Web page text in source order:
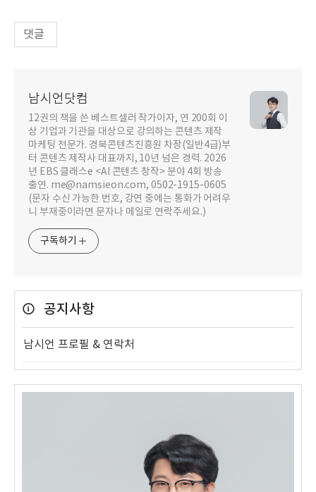
댓글
남시언닷컴
12권의 책을 쓴 베스트셀러 작가이자, 연 200회 이
상 기업과 기관을 대상으로 강의하는 콘텐츠 제작
마케팅 전문가. 경북콘텐츠진흥원 차장(일반4급)부
터 콘텐츠 제작사 대표까지, 10년 넘은 경력. 2026
년 EBS 클래스e <AI 콘텐츠 창작> 분야 4회 방송
출연. me@namsieon.com, 0502-1915-0605
(문자 수신 가능한 번호, 강연 중에는 통화가 어려우
니 부재중이라면 문자나 메일로 연락주세요.)
구독하기
공지사항
남시언 프로필 & 연락처